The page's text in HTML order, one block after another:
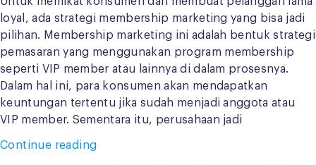
loyal, ada strategi membership marketing yang bisa jadi
pilihan. Membership marketing ini adalah bentuk strategi
pemasaran yang menggunakan program membership
seperti VIP member atau lainnya di dalam prosesnya.
Dalam hal ini, para konsumen akan mendapatkan
keuntungan tertentu jika sudah menjadi anggota atau
VIP member. Sementara itu, perusahaan jadi
Continue reading“Optimalkan